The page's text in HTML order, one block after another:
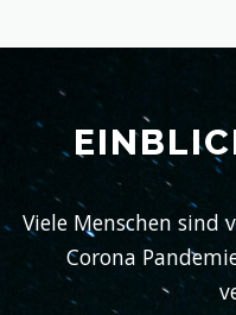
Viele Menschen sind
Corona